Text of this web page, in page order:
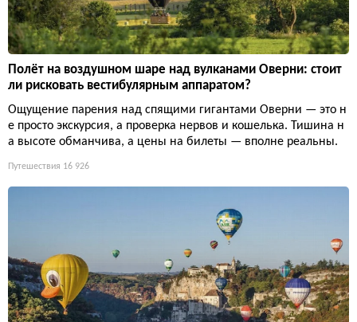
Полёт на воздушном шаре над вулканами Оверни: стоит
ли рисковать вестибулярным аппаратом?
Ощущение парения над спящими гигантами Оверни — это н
е просто экскурсия, а проверка нервов и кошелька. Тишина н
а высоте обманчива, а цены на билеты — вполне реальны.
Путешествия 16 926